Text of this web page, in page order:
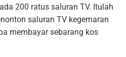
200 ratus saluran TV. Itulah
saluran TV kegemaran
membayar sebarang kos